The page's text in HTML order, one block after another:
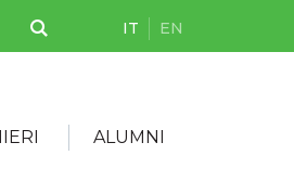
Eventi
Newsletter
Icona My Civica
Icona Cerca
IT EN
ALUMNI